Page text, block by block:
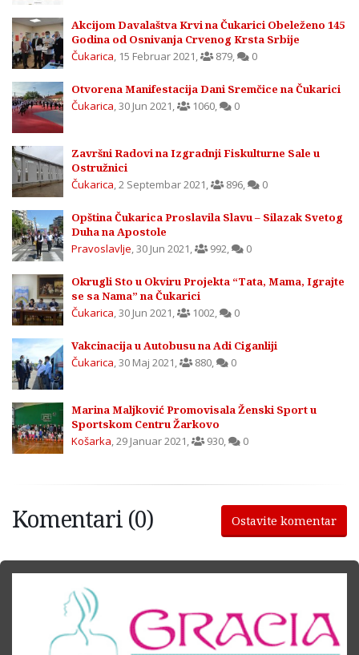
Akcijom Davalaštva Krvi na Čukarici Obeleženo 145
Godina od Osnivanja Crvenog Krsta Srbije
Čukarica, 15 Februar 2021, 879, 0
Otvorena Manifestacija Dani Sremčice na Čukarici
Čukarica,30 Jun 2021, 1060, 0
Završni Radovi na Izgradnji Fiskulturne Sale u
Ostružnici
Čukarica,2 Septembar 2021, 896, 0
Opština Čukarica Proslavila Slavu – Silazak Svetog
Duha na Apostole
Pravoslavlje,30 Jun 2021, 992, 0
Okrugli Sto u Okviru Projekta “Tata, Mama, Igrajte
se sa Nama” na Čukarici
Čukarica,30 Jun 2021, 1002, 0
Vakcinacija u Autobusu na Adi Ciganliji
Čukarica,30 Maj 2021, 880, 0
Marina Maljković Promovisala Ženski Sport u
Sportskom Centru Žarkovo
Košarka,29 Januar 2021, 930, 0
Komentari (0) Ostavite komentar